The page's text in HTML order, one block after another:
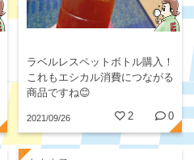
ラベルレスペットボトル購入！
これもエシカル消費につながる
商品ですね😊
2021/09/26 2 0